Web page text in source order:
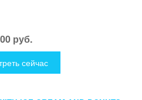
руб.
сейчас